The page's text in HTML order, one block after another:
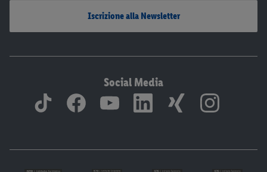
Iscrizione alla Newsletter
Social Media